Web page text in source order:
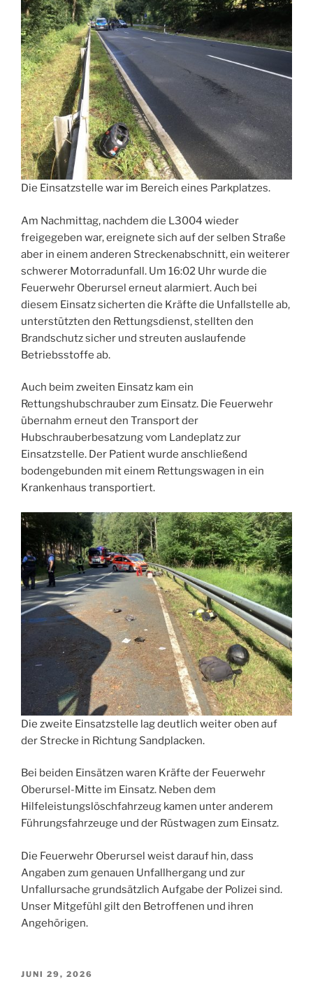
Die Einsatzstelle war im Bereich eines Parkplatzes.
Am Nachmittag, nachdem die L3004 wieder
freigegeben war, ereignete sich auf der selben Straße
aber in einem anderen Streckenabschnitt, ein weiterer
schwerer Motorradunfall. Um 16:02 Uhr wurde die
Feuerwehr Oberursel erneut alarmiert. Auch bei
diesem Einsatz sicherten die Kräfte die Unfallstelle ab,
unterstützten den Rettungsdienst, stellten den
Brandschutz sicher und streuten auslaufende
Betriebsstoffe ab.
Auch beim zweiten Einsatz kam ein
Rettungshubschrauber zum Einsatz. Die Feuerwehr
übernahm erneut den Transport der
Hubschrauberbesatzung vom Landeplatz zur
Einsatzstelle. Der Patient wurde anschließend
bodengebunden mit einem Rettungswagen in ein
Krankenhaus transportiert.
Die zweite Einsatzstelle lag deutlich weiter oben auf
der Strecke in Richtung Sandplacken.
Bei beiden Einsätzen waren Kräfte der Feuerwehr
Oberursel-Mitte im Einsatz. Neben dem
Hilfeleistungslöschfahrzeug kamen unter anderem
Führungsfahrzeuge und der Rüstwagen zum Einsatz.
Die Feuerwehr Oberursel weist darauf hin, dass
Angaben zum genauen Unfallhergang und zur
Unfallursache grundsätzlich Aufgabe der Polizei sind.
Unser Mitgefühl gilt den Betroffenen und ihren
Angehörigen.
VERÖFFENTLICHT
JUNI 29, 2026